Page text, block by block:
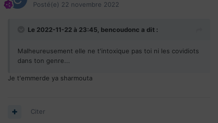
Posté(e) 22 novembre 2022
Le 2022-11-22 à 23:45, bencoudonc a dit :
Malheureusement elle ne t'intoxique pas toi ni les covidiots
dans ton genre...
Je t'emmerde ya sharmouta
Citer